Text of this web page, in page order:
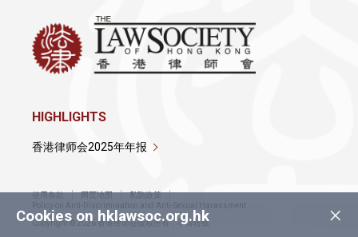
×
Cookies on hklawsoc.org.hk
HIGHLIGHTS
香港律师会2025年年报
使用条款 网页地图
私隐政策
Policy on Anti-Discrimination and Anti-Sexual Harassment
Copyright © 2026 香港律师会版权所有，不得转载